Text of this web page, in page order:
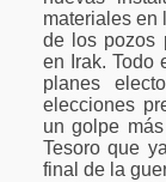
materiales en
de los pozos
en Irak. Todo
planes
elecciones
un golpe
Tesoro que
final de la